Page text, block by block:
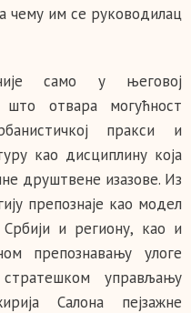
чему им се руководилац
само у његовој
отвара могућност
пракси и
као дисциплину која
друштвене изазове. Из
препознаје као модел
и региону, као и
препознавању улоге
управљању
Салона пејзажне